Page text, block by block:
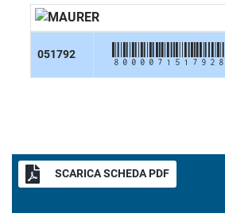
051792 8000071517928
SCARICA SCHEDA PDF